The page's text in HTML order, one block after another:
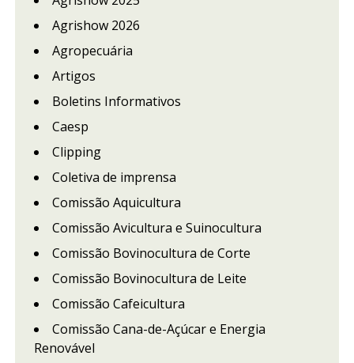
Agrishow 2026
Agropecuária
Artigos
Boletins Informativos
Caesp
Clipping
Coletiva de imprensa
Comissão Aquicultura
Comissão Avicultura e Suinocultura
Comissão Bovinocultura de Corte
Comissão Bovinocultura de Leite
Comissão Cafeicultura
Comissão Cana-de-Açúcar e Energia
Renovável